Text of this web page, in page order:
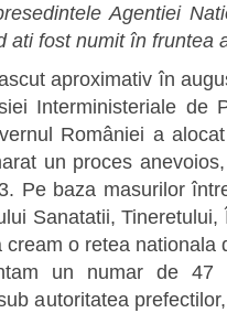
Agentiei
ati fost numit în fruntea
aproximativ în
Interministeriale de
României a
un proces
Pe baza masurilor
Sanatatii,
o retea nationala
un numar de 47
autoritatea